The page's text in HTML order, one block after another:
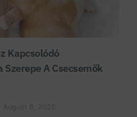
Kapcsolódó
A Csecsemők